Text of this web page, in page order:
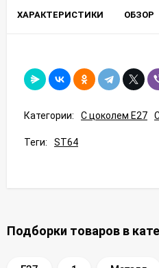
ХАРАКТЕРИСТИКИ ОБЗОР
Категории: С цоколем E27
Теги: ST64
Подборки товаров в